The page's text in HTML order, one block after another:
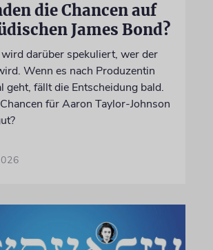
die Chancen auf
James Bond?
wird darüber spekuliert, wer der
Wenn es nach Produzentin
geht, fällt die Entscheidung bald.
für Aaron Taylor-Johnson